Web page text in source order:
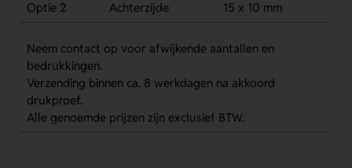
Optie 2
Achterzijde 15 x 10 mm
Neem contact op voor afwijkende aantallen en
bedrukkingen.
Verzending binnen ca. 8 werkdagen na akkoord
drukproef.
Alle genoemde prijzen zijn exclusief BTW.